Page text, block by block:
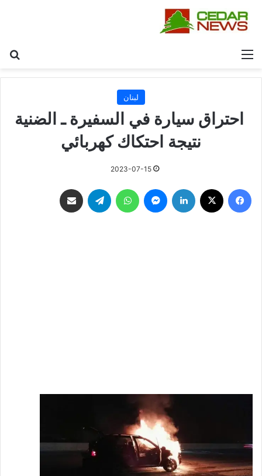
القائمة
لبنان
احتراق سيارة في السفيرة ـ الضنية
نتيجة احتكاك كهربائي
2023-07-15
فيسبوك لينكدإن ماسنجر واتساب تيلقرام